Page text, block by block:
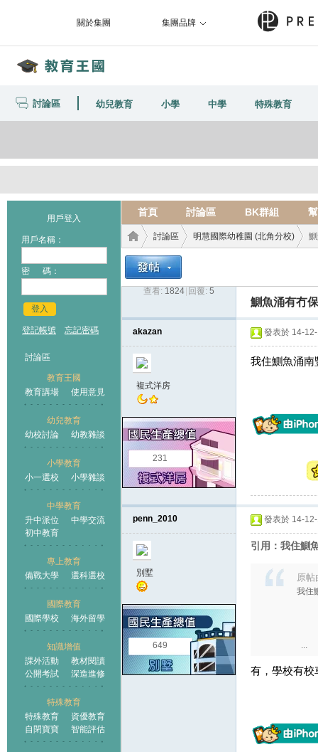
關於集團 集團品牌
討論區 幼兒教育 小學 中學 特殊教育
用戶登入
用戶名稱：
密 碼：
登入
登記帳號 忘記密碼
討論區
教育王國
教育講場
使用意見
幼兒教育
幼校討論
幼教雜談
小學教育
小一選校
小學雜談
中學教育
升中派位
中學交流
初中教育
專上教育
備戰大學
選科選校
國際教育
國際學校
海外留學
知識增值
課外活動
教材閱讀
公開考試
深造進修
特殊教育
特殊教育
資優教育
自閉寶寶
智能評估
首頁 討論區 BK群組
王國
討論區 明慧國際幼稚園 (北角分校)
›
查看: 1824 回覆: 5
鰂魚涌有冇
akazan
複式洋房
231
發表於 14-
我住鰂魚涌南
penn_2010
別墅
649
發表於 14-
引用：我住鰂
原
我住
...
有，學校有校